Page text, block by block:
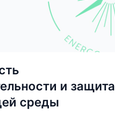
и защита
среды